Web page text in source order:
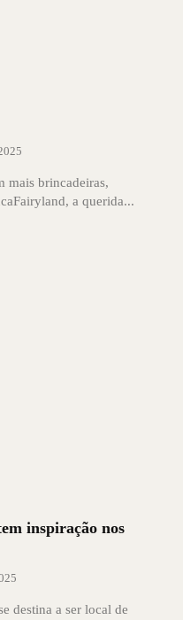
mais brincadeiras,
a querida...
inspiração nos
destina a ser local de